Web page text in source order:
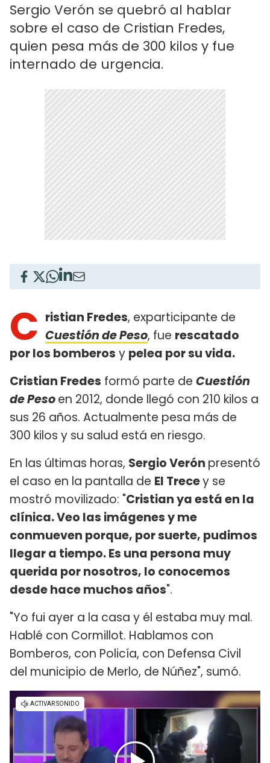
Sergio Verón se quebró al hablar
sobre el caso de Cristian Fredes,
quien pesa más de 300 kilos y fue
internado de urgencia.
C ristian Fredes, exparticipante de
Cuestión de Peso, fue rescatado
por los bomberos y pelea por su vida.
Cristian Fredes formó parte de Cuestión
de Pesoen 2012, donde llegó con 210 kilos a
sus 26 años. Actualmente pesa más de
300 kilos y su salud está en riesgo.
En las últimas horas, Sergio Verón presentó
el caso en la pantalla de El Trecey se
mostró movilizado: "Cristian ya está en la
clínica. Veo las imágenes y me
conmueven porque, por suerte, pudimos
llegar a tiempo. Es una persona muy
querida por nosotros, lo conocemos
desde hace muchos años".
"Yo fui ayer a la casa y él estaba muy mal.
Hablé con Cormillot. Hablamos con
Bomberos, con Policía, con Defensa Civil
del municipio de Merlo, de Núñez", sumó.